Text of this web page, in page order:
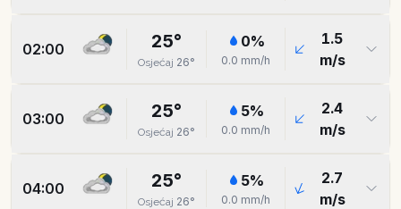
02:00 25°
Osjećaj 26°
0%
0.0 mm/h
1.5
m/s
03:00 25°
Osjećaj 26°
5%
0.0 mm/h
2.4
m/s
04:00 25°
Osjećaj 26°
5%
0.0 mm/h
2.7
m/s